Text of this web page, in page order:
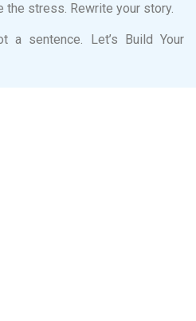
the stress. Rewrite your story.
a sentence. Let’s Build Your